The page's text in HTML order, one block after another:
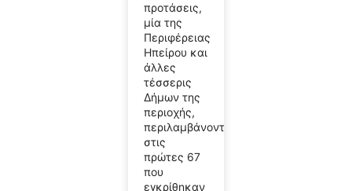
προτάσεις,
μία της
Περιφέρειας
Ηπείρου και
άλλες
τέσσερις
Δήμων της
περιοχής,
περιλαμβάνονται
στις
πρώτες 67
που
εγκρίθηκαν